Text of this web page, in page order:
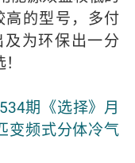
的型号，多付
为环保出一分
534期《选择》月
变频式分体冷气